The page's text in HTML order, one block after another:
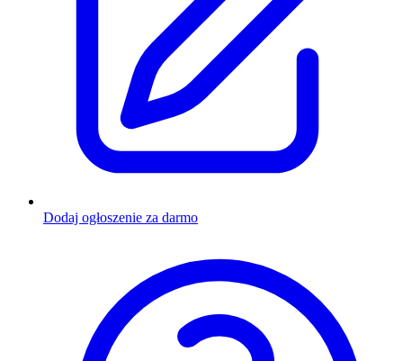
Dodaj ogłoszenie za darmo